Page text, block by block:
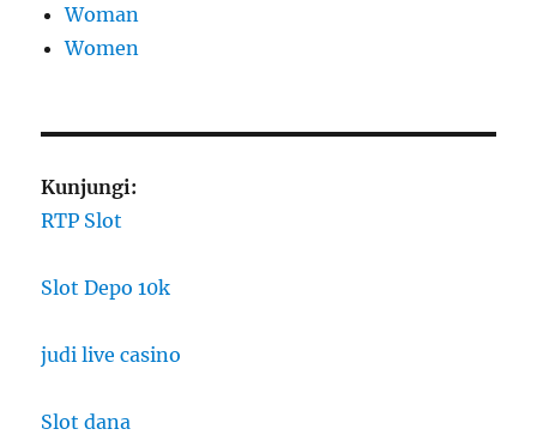
Woman
Women
Kunjungi:
RTP Slot
Slot Depo 10k
judi live casino
Slot dana